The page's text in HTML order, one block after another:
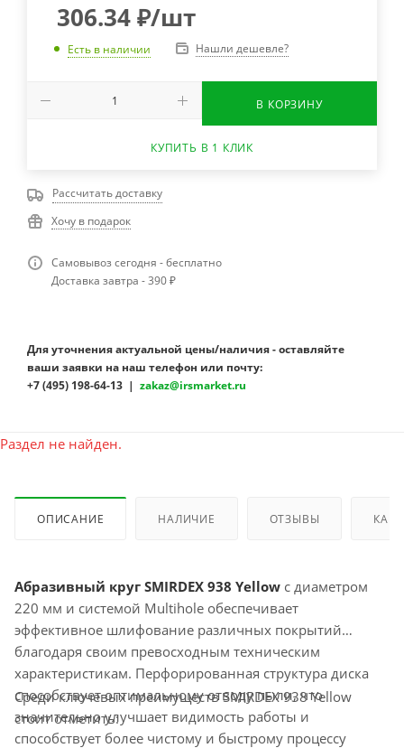
306.34₽/шт
Есть в наличии Нашли дешевле?
В КОРЗИНУ
КУПИТЬ В 1 КЛИК
Рассчитать доставку
Хочу в подарок
Самовывоз сегодня - бесплатно
Доставка завтра - 390 ₽
Для уточнения актуальной цены/наличия - оставляйте
ваши заявки на наш телефон или почту:
+7 (495) 198-64-13 | zakaz@irsmarket.ru
Раздел не найден.
ОПИСАНИЕ НАЛИЧИЕ ОТЗЫВЫ КАК
Абразивный круг SMIRDEX 938 Yellow с диаметром
220 мм и системой Multihole обеспечивает
эффективное шлифование различных покрытий
благодаря своим превосходным техническим
характеристикам. Перфорированная структура диска
способствует оптимальному отводу пыли, что
значительно улучшает видимость работы и
способствует более чистому и быстрому процессу
Среди ключевых преимуществ SMIRDEX 938 Yellow
стоит отметить: